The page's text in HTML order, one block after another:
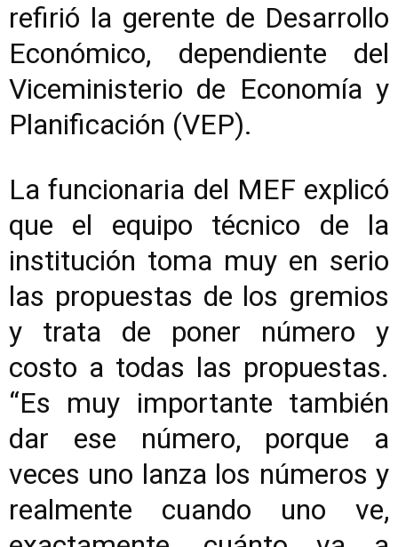
refirió la gerente de Desarrollo
Económico, dependiente del
Viceministerio de Economía y
Planificación (VEP).
La funcionaria del MEF explicó
que el equipo técnico de la
institución toma muy en serio
las propuestas de los gremios
y trata de poner número y
costo a todas las propuestas.
“Es muy importante también
dar ese número, porque a
veces uno lanza los números y
realmente cuando uno ve,